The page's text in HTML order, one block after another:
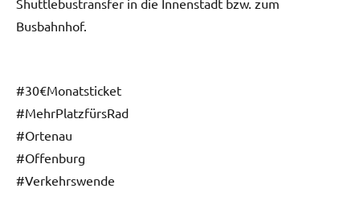
Busbahnhof.
#30€Monatsticket
#MehrPlatzfürsRad
#Ortenau
#Offenburg
#Verkehrswende